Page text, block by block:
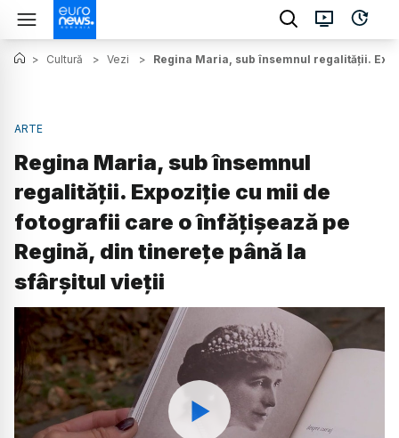
> Cultură > Vezi > Regina Maria, sub însemnul regalității.
ARTE
Regina Maria, sub însemnul
regalității. Expoziție cu mii de
fotografii care o înfățișează pe
Regină, din tinerețe până la
sfârșitul vieții